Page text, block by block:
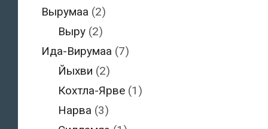
Вырумаа (2)
Выру (2)
Ида-Вирумаа (7)
Йыхви (2)
Кохтла-Ярве (1)
Нарва (3)